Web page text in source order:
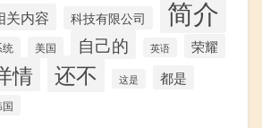
关内容 科技有限公司 简介
统 美国 自己的 英语 荣耀
情 还不 这是 都是